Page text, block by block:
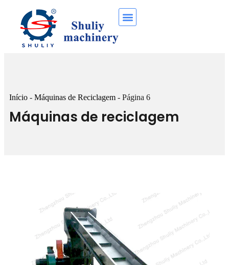
Início - Máquinas de Reciclagem - Página 6
Máquinas de reciclagem